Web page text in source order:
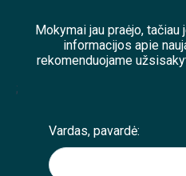
Mokymai jau praėjo,
informacijos apie
rekomenduojame
;
Vardas, pavardė: